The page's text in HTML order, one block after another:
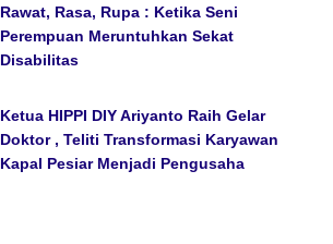
Rawat, Rasa, Rupa : Ketika Seni
Perempuan Meruntuhkan Sekat
Disabilitas
Ketua HIPPI DIY Ariyanto Raih Gelar
Doktor , Teliti Transformasi Karyawan
Kapal Pesiar Menjadi Pengusaha